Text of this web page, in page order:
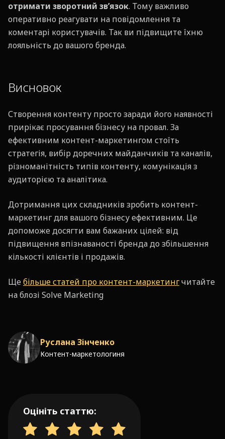
отримати зворотний зв’язок. Тому важливо
оперативно реагувати на повідомлення та
коментарі користувачів. Так ви підвищите їхню
лояльність до вашого бренда.
Висновок
Створення контенту просто заради його наявності
прирікає просування бізнесу на провал. За
ефективним контент-маркетингом стоїть
стратегія, вибір доречних майданчиків та каналів,
різноманітність типів контенту, комунікація з
аудиторією та аналітика.
Дотримання цих складників зробить контент-
маркетинг для вашого бізнесу ефективним. Це
допоможе досягти вам бажаних цілей: від
підвищення впізнаваності бренда до збільшення
кількості клієнтів і продажів.
Щебільше статей про контент-маркетингчитайте
на блозі Solve Marketing
Руслана Зінченко
Контент-маркетологиня
Оцініть статтю: